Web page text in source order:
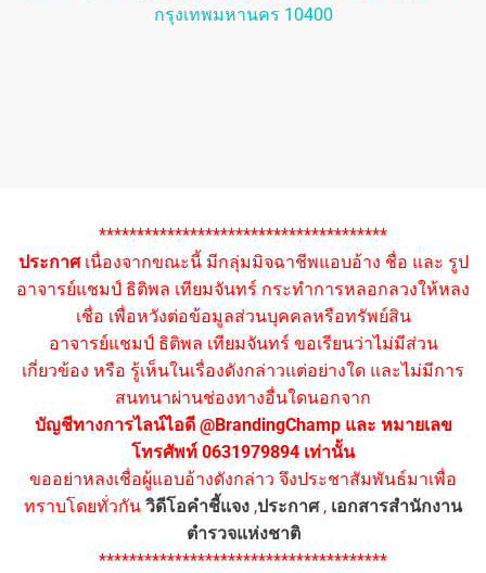
กรุงเทพมหานคร 10400
**************************************
ประกาศเนื่องจากขณะนี้ มีกลุ่มมิจฉาชีพแอบอ้าง ชื่อ และ รูป
อาจารย์แชมป์ ธิติพล เทียมจันทร์ กระทำการหลอกลวงให้หลง
เชื่อ เพื่อหวังต่อข้อมูลส่วนบุคคลหรือทรัพย์สิน
อาจารย์แชมป์ ธิติพล เทียมจันทร์ ขอเรียนว่าไม่มีส่วน
เกี่ยวข้อง หรือ รู้เห็นในเรื่องดังกล่าวแต่อย่างใด และไม่มีการ
สนทนาผ่านช่องทางอื่นใดนอกจาก
บัญชีทางการไลน์ไอดี @BrandingChamp และ หมายเลข
โทรศัพท์ 0631979894 เท่านั้น
ขออย่าหลงเชื่อผู้แอบอ้างดังกล่าว จึงประชาสัมพันธ์มาเพื่อ
ทราบโดยทั่วกัน วิดีโอคำชี้แจง ,ประกาศ, เอกสารสำนักงาน
ตำรวจแห่งชาติ
**************************************